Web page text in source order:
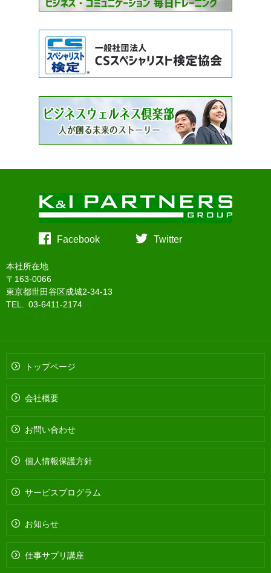
Facebook Twitter
本社所在地
〒163-0066
東京都世田谷区成城2-34-13
TEL. 03-6411-2174
トップページ
会社概要
お問い合わせ
個人情報保護方針
サービスプログラム
お知らせ
仕事サプリ講座